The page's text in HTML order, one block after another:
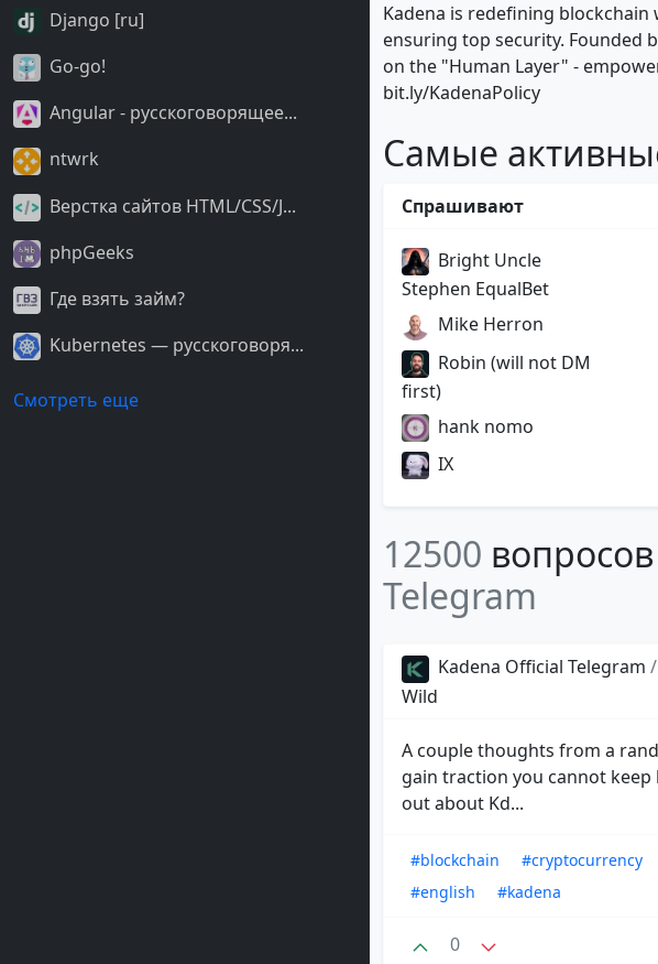
Django [ru]
Go-go!
Angular - русскоговорящее...
ntwrk
Верстка сайтов HTML/CSS/J...
phpGeeks
Где взять займ?
Kubernetes — русскоговоря...
Смотреть еще
Kadena is redefining blockchain
ensuring top security. Founded
on the "Human Layer" -
bit.ly/KadenaPolicy
Самые
Спрашивают
Bright Uncle
Stephen EqualBet
Mike Herron
Robin (will not DM
first)
hank nomo
IX
12500
Telegram
Kadena Official Telegram /
Wild
A couple thoughts from a
gain traction you cannot
out about Kd...
#blockchain
#cryptocurrency
#english
#kadena
0